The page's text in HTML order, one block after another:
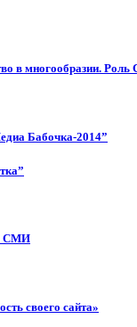
в многообразии.
Бабочка-2014”
СМИ
своего сайта»